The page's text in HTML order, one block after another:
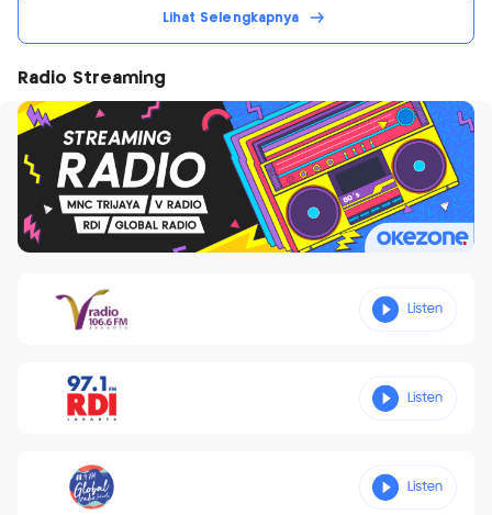
Lihat Selengkapnya
Radio Streaming